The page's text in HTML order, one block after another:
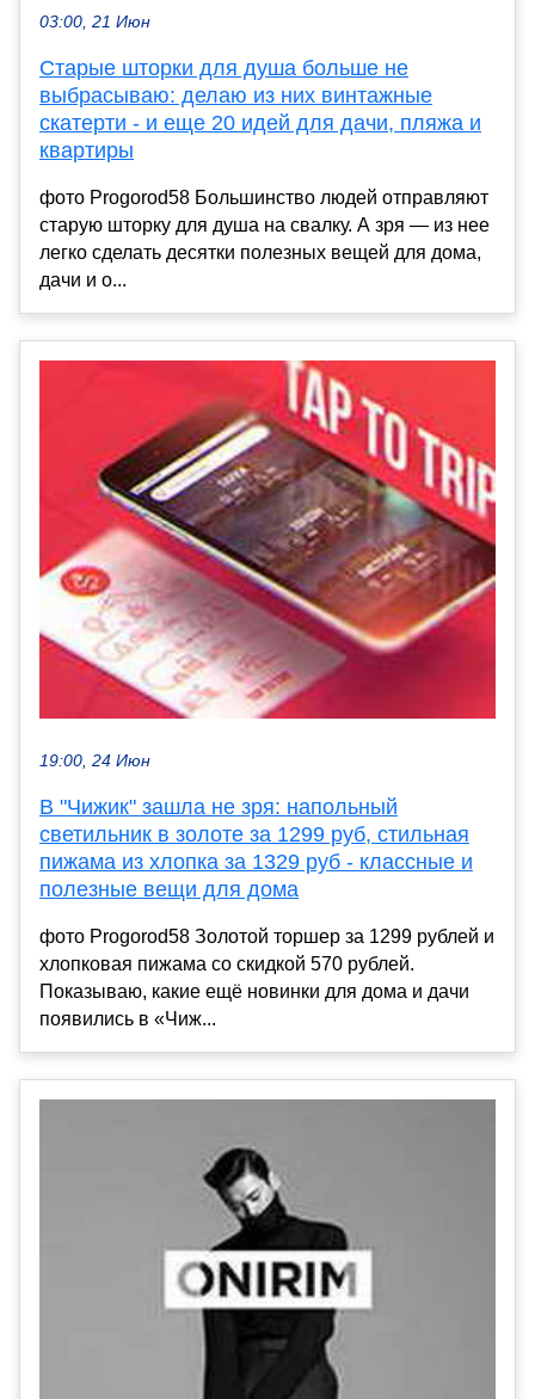
03:00, 21 Июн
Старые шторки для душа больше не
выбрасываю: делаю из них винтажные
скатерти - и еще 20 идей для дачи, пляжа и
квартиры
фото Progorod58 Большинство людей отправляют
старую шторку для душа на свалку. А зря — из нее
легко сделать десятки полезных вещей для дома,
дачи и о...
19:00, 24 Июн
В "Чижик" зашла не зря: напольный
светильник в золоте за 1299 руб, стильная
пижама из хлопка за 1329 руб - классные и
полезные вещи для дома
фото Progorod58 Золотой торшер за 1299 рублей и
хлопковая пижама со скидкой 570 рублей.
Показываю, какие ещё новинки для дома и дачи
появились в «Чиж...